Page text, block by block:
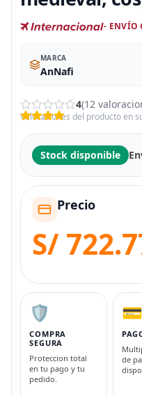
- ENVÍO
MARCA
AnNafi
4(12
Valoraciones del producto en
Stock disponible
Precio
S/
🛡️
COMPRA
SEGURA
Proteccion total
en tu pago y tu
pedido.
💳
de